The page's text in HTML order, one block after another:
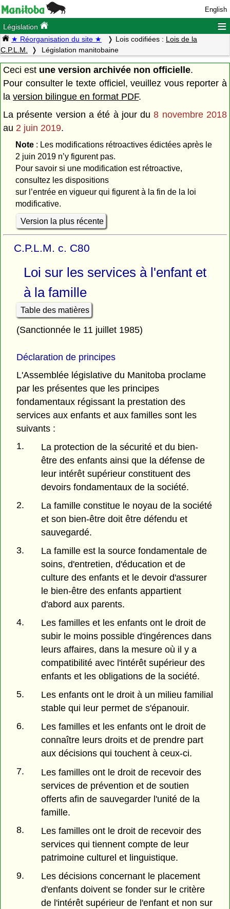
English
Législation ≡
★ Réorganisation du site ★ Lois codifiées : Lois de la
C.P.L.M.
Législation manitobaine
Ceci est une version archivée non officielle.
Pour consulter le texte officiel, veuillez vous reporter à
la version bilingue en format PDF.
La présente version a été à jour du8 novembre 2018
au 2 juin 2019.
Note: Les modifications rétroactives édictées après le
2 juin 2019 n’y figurent pas.
Pour savoir si une modification est rétroactive,
consultez les dispositions
sur l’entrée en vigueur qui figurent à la fin de la loi
modificative.
Version la plus récente
C.P.L.M. c. C80
Loi sur les services à l'enfant et
à la famille
Table des matières
(Sanctionnée le 11 juillet 1985)
Déclaration de principes
L'Assemblée législative du Manitoba proclame
par les présentes que les principes
fondamentaux régissant la prestation des
services aux enfants et aux familles sont les
suivants :
1.
La protection de la sécurité et du bien-
être des enfants ainsi que la défense de
leur intérêt supérieur constituent des
devoirs fondamentaux de la société.
2.
La famille constitue le noyau de la société
et son bien-être doit être défendu et
sauvegardé.
3.
La famille est la source fondamentale de
soins, d'entretien, d'éducation et de
culture des enfants et le devoir d'assurer
le bien-être des enfants appartient
d'abord aux parents.
4.
Les familles et les enfants ont le droit de
subir le moins possible d'ingérences dans
leurs affaires, dans la mesure où il y a
compatibilité avec l'intérêt supérieur des
enfants et les obligations de la société.
5.
Les enfants ont le droit à un milieu familial
stable qui leur permet de s'épanouir.
6.
Les familles et les enfants ont le droit de
connaître leurs droits et de prendre part
aux décisions qui touchent à ceux-ci.
7.
Les familles ont le droit de recevoir des
services de prévention et de soutien
offerts afin de sauvegarder l'unité de la
famille.
8.
Les familles ont le droit de recevoir des
services qui tiennent compte de leur
patrimoine culturel et linguistique.
9.
Les décisions concernant le placement
d'enfants doivent se fonder sur le critère
de l'intérêt supérieur de l'enfant et non sur